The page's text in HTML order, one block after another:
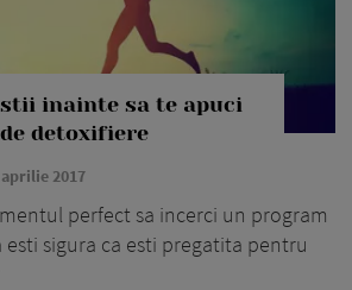
inainte sa te apuci
detoxifiere
2017
perfect sa incerci un program
esti sigura ca esti pregatita pentru